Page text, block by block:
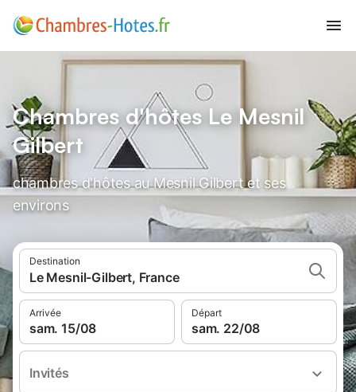
Chambres d'hôtes Le Mesnil
Gilbert
chambres d'hôtes au Mesnil Gilbert et ses
environs
Destination
Le Mesnil-Gilbert, France
Arrivée
sam. 15/08
Départ
sam. 22/08
Invités